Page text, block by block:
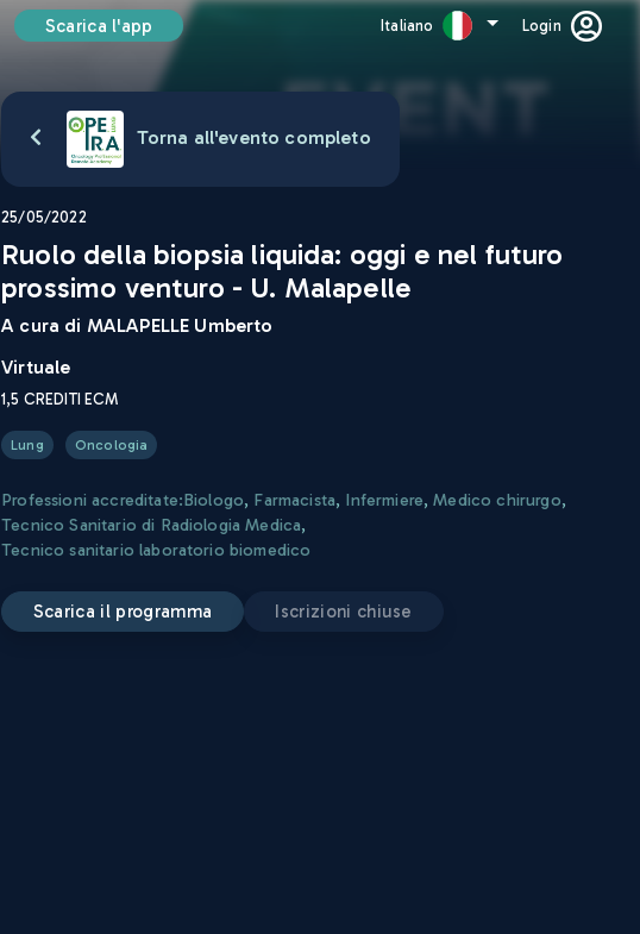
Scarica l'app Italiano Login
Torna all'evento completo
25/05/2022
Ruolo della biopsia liquida: oggi e nel futuro
prossimo venturo - U. Malapelle
A cura di MALAPELLE Umberto
Virtuale
1,5 CREDITI ECM
Lung Oncologia
Professioni accreditate:Biologo, Farmacista, Infermiere,Medico chirurgo,
Tecnico Sanitario di Radiologia Medica,
Tecnico sanitario laboratorio biomedico
scarica il programma iscrizioni chiuse